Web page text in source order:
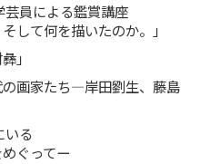
員による鑑賞講座
して何を描いたのか。」
」
画家たち―岸田劉生、藤島
いる
ぐってー